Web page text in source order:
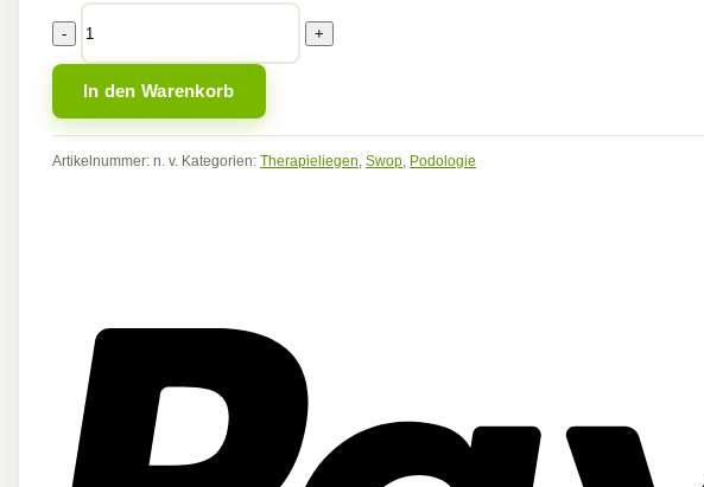
Naggura
Swop
P3
Menge
In den Warenkorb
Artikelnummer: n. v. Kategorien: Therapieliegen, Swop, Podologie